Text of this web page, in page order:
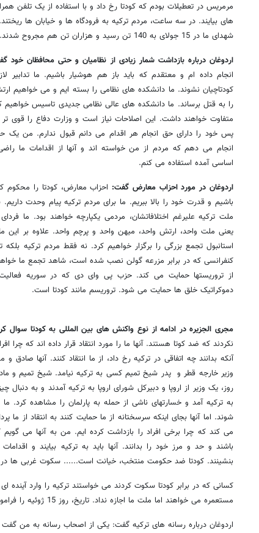
مرمریس در تعطیلات بودم که کودتا رخ داد و با استفاده از یک تلفن
های بیایند. در سه ساعت، مردم ترکیه به فرودگاه ها و خیابان ها
شهدای ما در 15 جولای به 140 تن رسید و هزاران تن هم مجروح شدند.
اردوغان درباره بازداشت شمار زیادی از نظامیان و حتی محافظان خود
انجام داده ام و معتقدم که باید باز هم هوشیار باشیم. ما تدابیر
کودتاچیان نشوند. ما دانشکده های نظامی را بسته ایم و می خواهیم
را به قتل برساند. ما دانشکده های عالی نظامی جدیدی تاسیس خواهیم
متفاوت خواهند داشت. این اصلاحات نیاز است و وزارت دفاع را قوی تر
پس خود را دارای حق انجام هر اقدام می دانم قبول ندارم. من یک
انجام می دهم که مردم از من خواسته اند و آنها از اقدامات ما
اساسی آمده استفاده می کنم.
اردوغان در مورد احزاب معارض گفت: احزاب معارض، کودتا را محکوم
باشیم و قدرت خود را بالا ببریم. ما برای مردم ترکیه پیام وحدت
ملت ترکیه علیرغم اختلافاتشان، مردمی یکپارچه خواهند بود. ما
یعنی ملت واحد، ارتش واحد، میهن واحد و پرچم واحد. علاوه بر این
استانبول تجمع بزرگی را برگزار خواهیم کرد. نه فقط مردم ترکیه
کنفرانسی که در برابر مزرعه گولن نصب شده است، شاهد تجمع ما
از تروریستها حمایت می کند. حزب پی وای دی که در سوریه
دموکراتیک خلق ها حمایت می شود. تروریسم مانند کودتا است.
مجری الجزیره در ادامه از نوع واکنش های بین المللی به کودتا سوال
نکردند که ضد کوتا هستند. آنها ما را مورد انتقاد قرار داده اند که چرا
آنکه بدانند چه اتفاقی در ترکیه رخ داد، از ما انتقاد کنند. آنها
وزیر خارجه قطر و پدر شیخ تمیم کسی به ترکیه نیامد. شیخ تمیم و
روز، یک وزیر از اروپا و دبیرکل شورای اروپا به ترکیه آمدند و به
به ترکیه آمد و خسارتهای ناشی از حمله به پارلمان را مشاهده کرد.
شوند. اما آنها بجای اینکه سرسختانه از ما حمایت کنند به انتقاد از ما
می کند که چرا برخی افراد را بازداشت کرده ایم. من به آنها می
باشند و حد و مرز خود را بدانند. آنها باید به ترکیه بیایند و
بنشینند. کودتا ضد حکومت منتخب، خیانت است...... سکوت غربی ها در
کسانی که در برابر کودتا سکوت کردند می خواستند ترکیه را وارد
مستعمره می خواهند اما ملت ما اجازه نداد. تاریخ، روز 15 ژوئیه را فراموش نمی کند.
اردوغان درباره رسانه های ترکیه گفت: یکی از اصحاب رسانه به من